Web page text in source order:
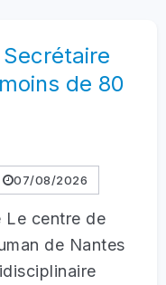
de 80
07/08/2026
Le centre de
de Nantes